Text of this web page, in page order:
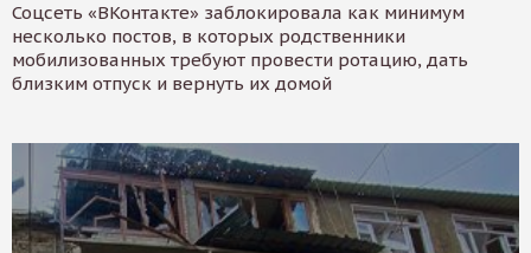
Соцсеть «ВКонтакте» заблокировала как минимум
несколько постов, в которых родственники
мобилизованных требуют провести ротацию, дать
близким отпуск и вернуть их домой